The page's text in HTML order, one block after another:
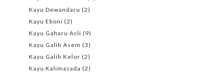
Kayu Dewandaru (2)
Kayu Eboni (2)
Kayu Gaharu Asli (9)
Kayu Galih Asem (3)
Kayu Galih Kelor (2)
Kayu Kalimasada (2)